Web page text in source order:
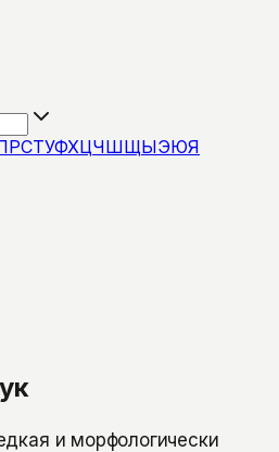
РСТУФХЦЧШЩЫЭЮЯ
и морфологически